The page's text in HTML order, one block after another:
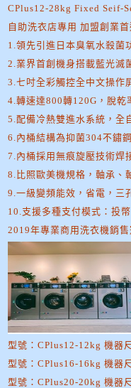
CPlus12-28kg Fixed Seif-
自助洗衣店專用 加盟創業
1.領先引進日本臭氧水殺菌
2.業界首創機身搭載藍光滅
3.七吋全彩觸控全中文操作
4.轉速達800轉120G，脫乾
5.配備冷熱雙進水系統，全
6.內桶結構為抑菌304不鏽
7.內桶採用無痕旋壓技術焊
8.比照歐美機規格，軸承、
9.一級變頻能效，省電，三
10.支援多種支付模式：投
2019年專業商用洗衣機銷
型號：CPlus12-12kg 機器
型號：CPlus16-16kg 機器
型號：CPlus20-20kg 機器